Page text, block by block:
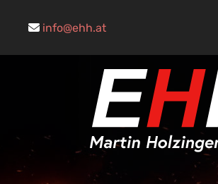
 info@ehh.at